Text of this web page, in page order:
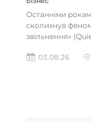
Останніми
сколихнув
звільнення»
03.08.26